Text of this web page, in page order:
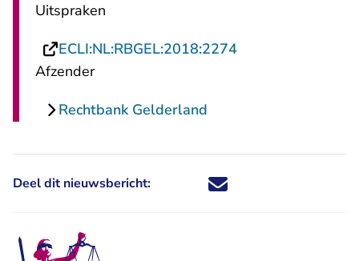
Uitspraken
ECLI:NL:RBGEL:2018:2274- U verlaat
Afzender
Rechtbank Gelderland
Deel dit nieuwsbericht: Deel dit nieuwsbericht via X -
Deel dit nieuwsbericht via
Deel dit nieuwsbericht
Deel dit